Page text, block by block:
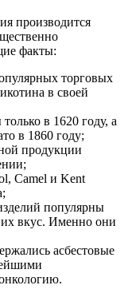
производится
факты:
торговых
в своей
в 1620 году, а
в 1860 году;
продукции
Camel и Kent
популярны
вкус. Именно они
асбестовые